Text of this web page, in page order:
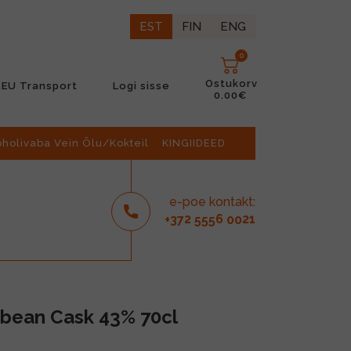
EST FIN ENG
EU Transport Logi sisse
0
Ostukorv
0.00€
Vein Õlu/Kokteil KINGIIDEED
e-poe kontakt:
+372 5556 0021
Cask 43% 70cl